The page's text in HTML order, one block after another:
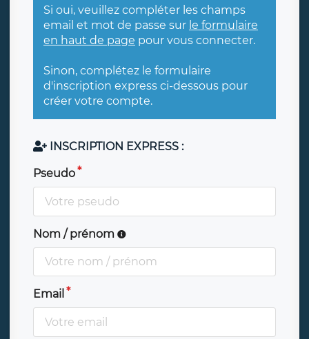
Si oui, veuillez compléter les champs
email et mot de passe sur le formulaire
en haut de page pour vous connecter.
Sinon, complétez le formulaire
d'inscription express ci-dessous pour
créer votre compte.
INSCRIPTION EXPRESS :
Pseudo
Nom / prénom
Email